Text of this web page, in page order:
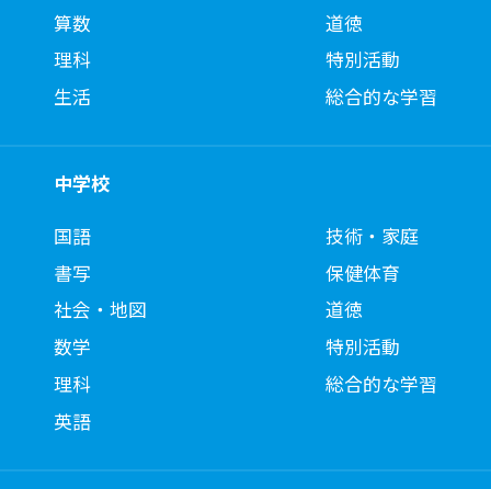
算数
理科
生活
道徳
特別活動
総合的な学習
中学校
国語
書写
社会・地図
数学
理科
英語
技術・家庭
保健体育
道徳
特別活動
総合的な学習